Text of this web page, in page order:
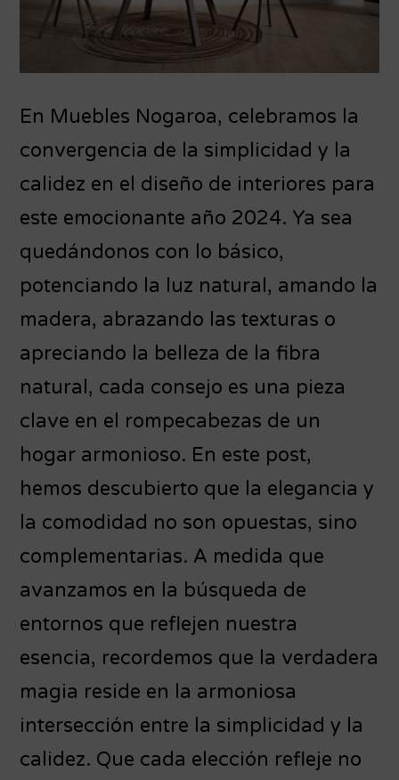
En Muebles Nogaroa, celebramos la
convergencia de la simplicidad y la
calidez en el diseño de interiores para
este emocionante año 2024. Ya sea
quedándonos con lo básico,
potenciando la luz natural, amando la
madera, abrazando las texturas o
apreciando la belleza de la fibra
natural, cada consejo es una pieza
clave en el rompecabezas de un
hogar armonioso. En este post,
hemos descubierto que la elegancia y
la comodidad no son opuestas, sino
complementarias. A medida que
avanzamos en la búsqueda de
entornos que reflejen nuestra
esencia, recordemos que la verdadera
magia reside en la armoniosa
intersección entre la simplicidad y la
calidez. Que cada elección refleje no